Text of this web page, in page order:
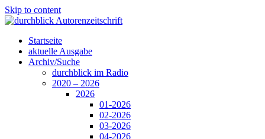
Skip to content
Startseite
aktuelle Ausgabe
Archiv/Suche
durchblick im Radio
2020 – 2026
2026
01-2026
02-2026
03-2026
04-2026